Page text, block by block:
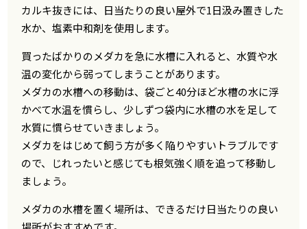
カルキ抜きには、日当たりの良い屋外で1日汲み置きした
水か、塩素中和剤を使用します。
買ったばかりのメダカを急に水槽に入れると、水質や水
温の変化から弱ってしまうことがあります。
メダカの水槽への移動は、袋ごと40分ほど水槽の水に浮
かべて水温を慣らし、少しずつ袋内に水槽の水を足して
水質に慣らせていきましょう。
メダカをはじめて飼う方が多く陥りやすいトラブルです
ので、じれったいと感じても根気強く順を追って移動し
ましょう。
メダカの水槽を置く場所は、できるだけ日当たりの良い